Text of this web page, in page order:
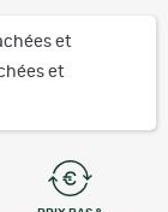
et
et